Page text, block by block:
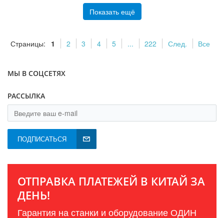
Показать ещё
Страницы: 1 2 3 4 5 ... 222 След. Все
МЫ В СОЦСЕТЯХ
РАССЫЛКА
ПОДПИСАТЬСЯ
ОТПРАВКА ПЛАТЕЖЕЙ В КИТАЙ ЗА
ДЕНЬ!
Гарантия на станки и оборудование ОДИН